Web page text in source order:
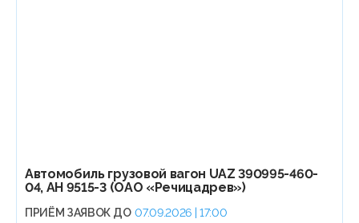
Автомобиль грузовой вагон UAZ 390995-460-
04, АН 9515-3 (ОАО «Речицадрев»)
ПРИЁМ ЗАЯВОК ДО 07.09.2026 | 17:00